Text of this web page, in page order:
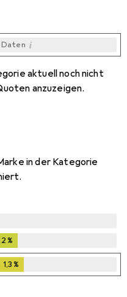
Daten i
aktuell noch nicht
anzuzeigen.
in der Kategorie
%
1,3%